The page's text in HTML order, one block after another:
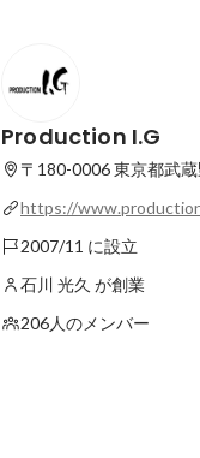
Production I.G
〒180-0006 東京都武
https://
2007/11 に設立
石川 光久 が創業
206人のメンバー